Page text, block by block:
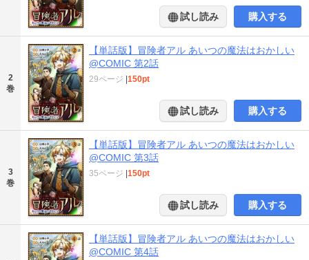
試し読み 購入する
2
巻
【単話版】冒険者アル あいつの魔法はおかしい
@COMIC 第2話
29ページ |150pt
試し読み 購入する
3
巻
【単話版】冒険者アル あいつの魔法はおかしい
@COMIC 第3話
35ページ |150pt
試し読み 購入する
【単話版】冒険者アル あいつの魔法はおかしい
@COMIC 第4話